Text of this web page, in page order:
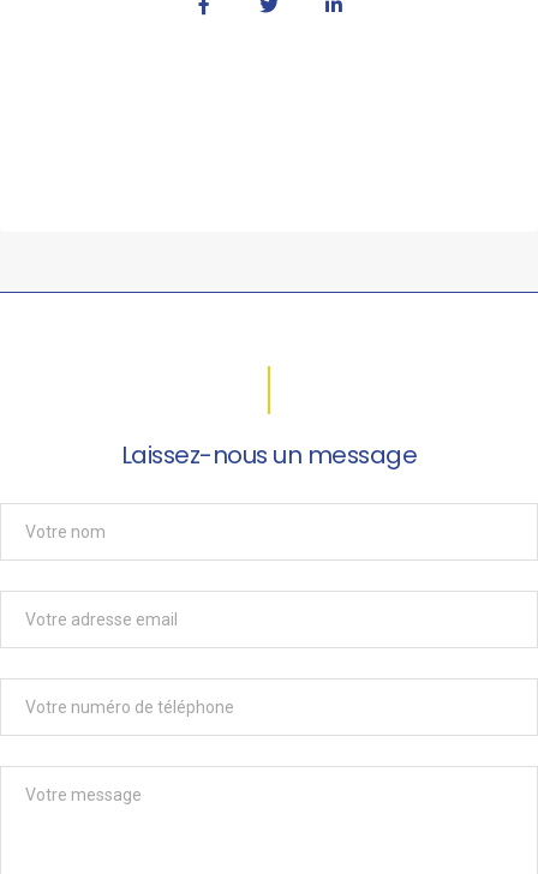
Laissez-nous un message